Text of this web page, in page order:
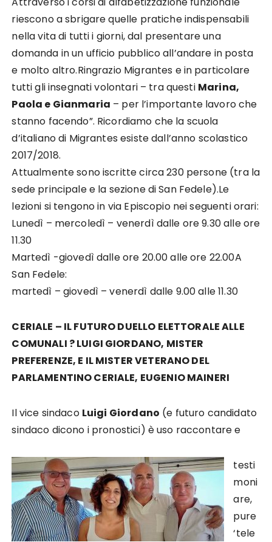
riescono a sbrigare quelle pratiche indispensabili
nella vita di tutti i giorni, dal presentare una
domanda in un ufficio pubblico all’andare in posta
e molto altro.Ringrazio Migrantes e in particolare
tutti gli insegnati volontari – tra questi Marina,
Paola e Gianmaria – per l’importante lavoro che
stanno facendo”. Ricordiamo che la scuola
d’italiano di Migrantes esiste dall’anno scolastico
2017/2018.
Attualmente sono iscritte circa 230 persone (tra la
sede principale e la sezione di San Fedele).Le
lezioni si tengono in via Episcopio nei seguenti orari:
Lunedì – mercoledì – venerdì dalle ore 9.30 alle ore
11.30
Martedì -giovedì dalle ore 20.00 alle ore 22.00A
San Fedele:
martedì – giovedì – venerdì dalle 9.00 alle 11.30
CERIALE – IL FUTURO DUELLO ELETTORALE ALLE
COMUNALI ? LUIGI GIORDANO, MISTER
PREFERENZE, E IL MISTER VETERANO DEL
PARLAMENTINO CERIALE, EUGENIO MAINERI
Il vice sindaco Luigi Giordano (e futuro candidato
sindaco dicono i pronostici) è uso raccontare e
testi
moni
are,
pure
‘tele